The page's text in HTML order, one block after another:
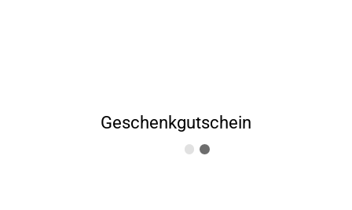
Geschenkgutschein